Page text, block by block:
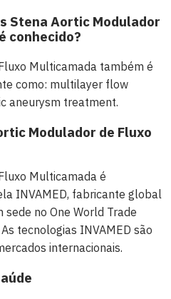
Stena Aortic Modulador
conhecido?
Multicamada também é
como: multilayer flow
aneurysm treatment.
Modulador de Fluxo
Multicamada é
INVAMED, fabricante global
no One World Trade
tecnologias INVAMED são
internacionais.